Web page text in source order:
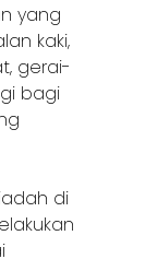
yang
kaki,
gerai-
bagi
di